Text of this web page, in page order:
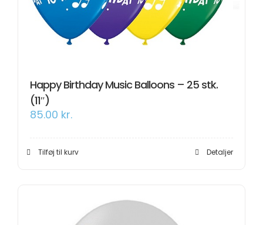
Happy Birthday Music Balloons – 25 stk.
(11″)
85.00 kr.
Tilføj til kurv Detaljer